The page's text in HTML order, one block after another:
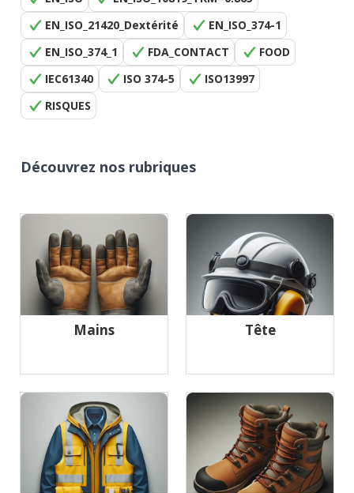
EN_ISO_21420_Dextérité
EN_ISO_374-1
EN_ISO_374_1
FDA_CONTACT
FOOD
IEC61340
ISO 374-5
ISO13997
RISQUES
Découvrez nos rubriques
Mains Tête